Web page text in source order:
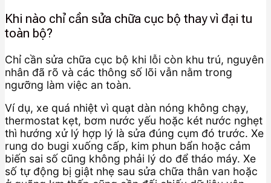
Khi nào chỉ cần sửa chữa cục bộ thay vì đại tu
toàn bộ?
Chỉ cần sửa chữa cục bộ khi lỗi còn khu trú, nguyên
nhân đã rõ và các thông số lõi vẫn nằm trong
ngưỡng làm việc an toàn.
Ví dụ, xe quá nhiệt vì quạt dàn nóng không chạy,
thermostat kẹt, bơm nước yếu hoặc két nước nghẹt
thì hướng xử lý hợp lý là sửa đúng cụm đó trước. Xe
rung do bugi xuống cấp, kim phun bẩn hoặc cảm
biến sai số cũng không phải lý do để tháo máy. Xe
số tự động bị giật nhẹ sau sửa chữa thân van hoặc